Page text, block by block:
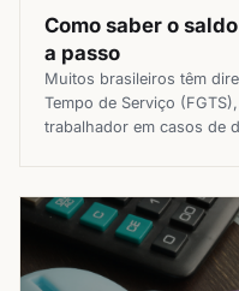
Como saber o
a passo
Muitos brasileiros têm
Tempo de Serviço
trabalhador em casos de
sabendo da importância
regularmente o saldo do